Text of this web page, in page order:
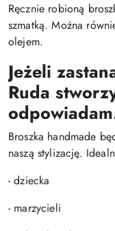
Ręcznie robioną
szmatką. Można
olejem.
Jeżeli
Ruda
Broszka handmade
naszą stylizację.
- dziecka
- marzycieli